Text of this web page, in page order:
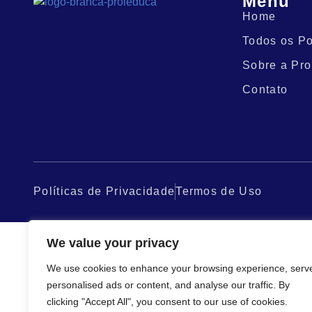
We value your privacy
We use cookies to enhance your browsing experience,
personalised ads or content, and analyse our traffic. By
clicking "Accept All", you consent to our use of cookies.
Home
Todos os
Sobre a
Contato
Políticas de PrivacidadeTermos de Uso